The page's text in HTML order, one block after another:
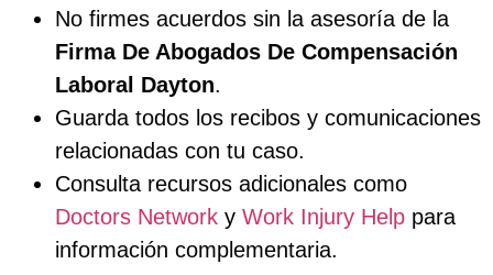
No firmes acuerdos sin la asesoría de la
Firma De Abogados De Compensación
Laboral Dayton.
Guarda todos los recibos y comunicaciones
relacionadas con tu caso.
Consulta recursos adicionales como
Doctors Network y Work Injury Help para
información complementaria.